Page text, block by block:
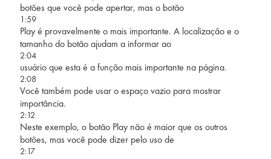
botões que você pode apertar, mas o botão
1:59
Play é provavelmente o mais importante. A localização e o
tamanho do botão ajudam a informar ao
2:04
usuário que esta é a função mais importante na página.
2:08
Você também pode usar o espaço vazio para mostrar
importância.
2:12
Neste exemplo, o botão Play não é maior que os outros
botões, mas você pode dizer pelo uso de
2:17